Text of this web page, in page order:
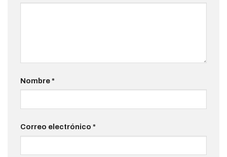
Nombre*
Correo electrónico *